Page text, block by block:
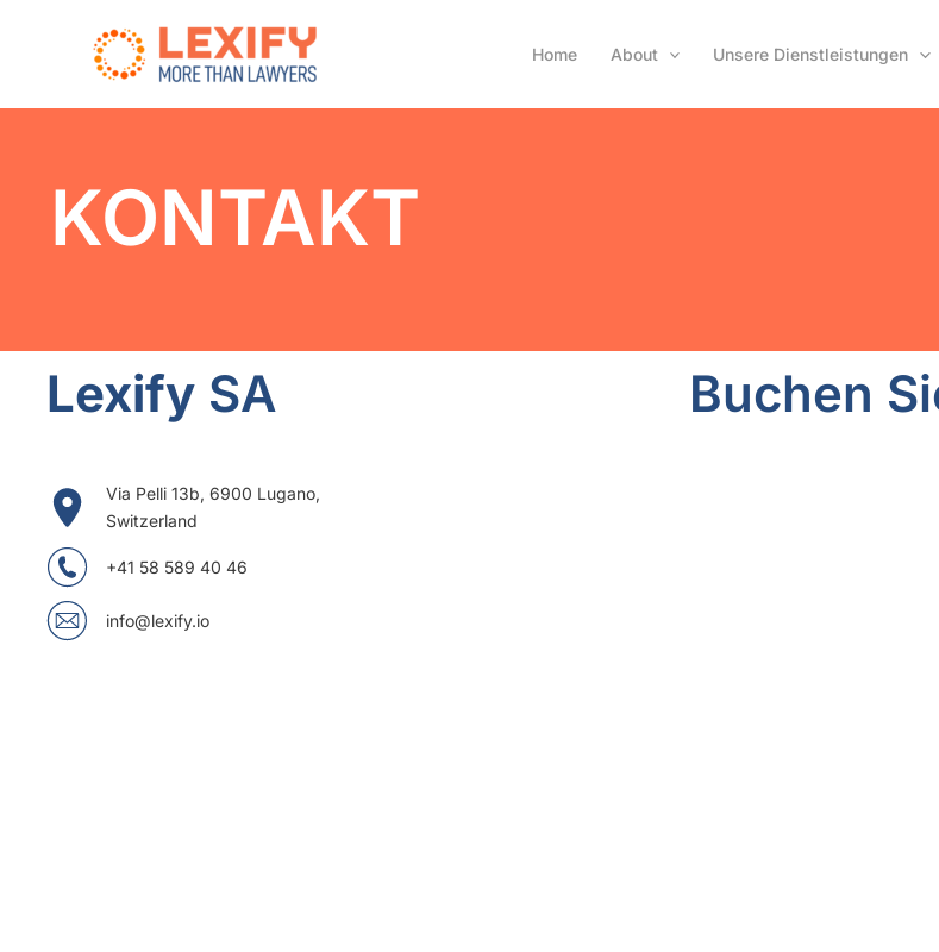
Home About Unsere Dienstleistungen
KONTAKT
Lexify SA
Via Pelli 13b, 6900 Lugano,
Switzerland
+41 58 589 40 46
info@lexify.io
Buchen